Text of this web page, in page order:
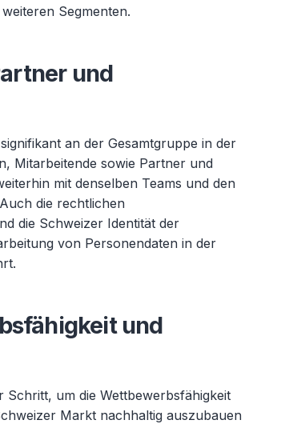
Segmenten.
und
an der Gesamtgruppe in der
Mitarbeitende sowie Partner und
mit denselben Teams und den
die rechtlichen
die Schweizer Identität der
von Personendaten in der
und
Schritt, um die Wettbewerbsfähigkeit
Markt nachhaltig auszubauen